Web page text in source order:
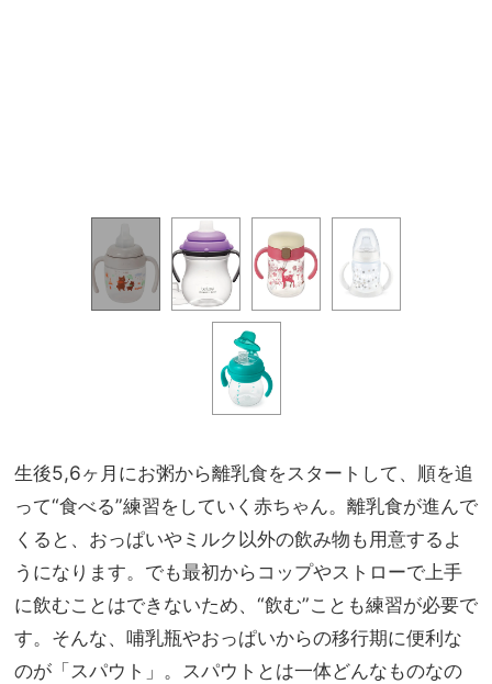
生後5,6ヶ月にお粥から離乳食をスタートして、順を追
って“食べる”練習をしていく赤ちゃん。離乳食が進んで
くると、おっぱいやミルク以外の飲み物も用意するよ
うになります。でも最初からコップやストローで上手
に飲むことはできないため、“飲む”ことも練習が必要で
す。そんな、哺乳瓶やおっぱいからの移行期に便利な
のが「スパウト」。スパウトとは一体どんなものなの